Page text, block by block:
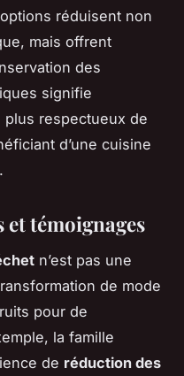
réduisent non
mais offrent
des
signifie
respectueux de
d’une cuisine
et témoignages
n’est pas une
de mode
pour de
la famille
de réduction des